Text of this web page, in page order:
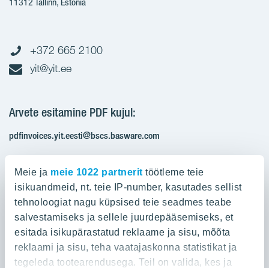
Meie ja meie 1022 partnerit töötleme teie
isikuandmeid, nt. teie IP-number, kasutades sellist
tehnoloogiat nagu küpsised teie seadmes teabe
salvestamiseks ja sellele juurdepääsemiseks, et
esitada isikupärastatud reklaame ja sisu, mõõta
reklaami ja sisu, teha vaatajaskonna statistikat ja
tegeleda tootearendusega. Teil on valida, kes ja
+372 665 2100
yit@yit.ee
Arvete esitamine PDF kujul:
pdfinvoices.yit.eesti@bscs.basware.com
KMKR: EE100210897
Ettevõttest
Ettevõttest
YIT Group